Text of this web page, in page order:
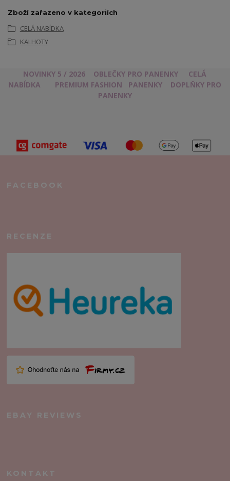
Zboží zařazeno v kategoriích
CELÁ NABÍDKA
KALHOTY
NOVINKY 5 / 2026 OBLEČKY PRO PANENKY
CELÁ
NABÍDKA
PREMIUM FASHION PANENKY
DOPLŇKY PRO
PANENKY
FACEBOOK
RECENZE
EBAY REVIEWS
KONTAKT